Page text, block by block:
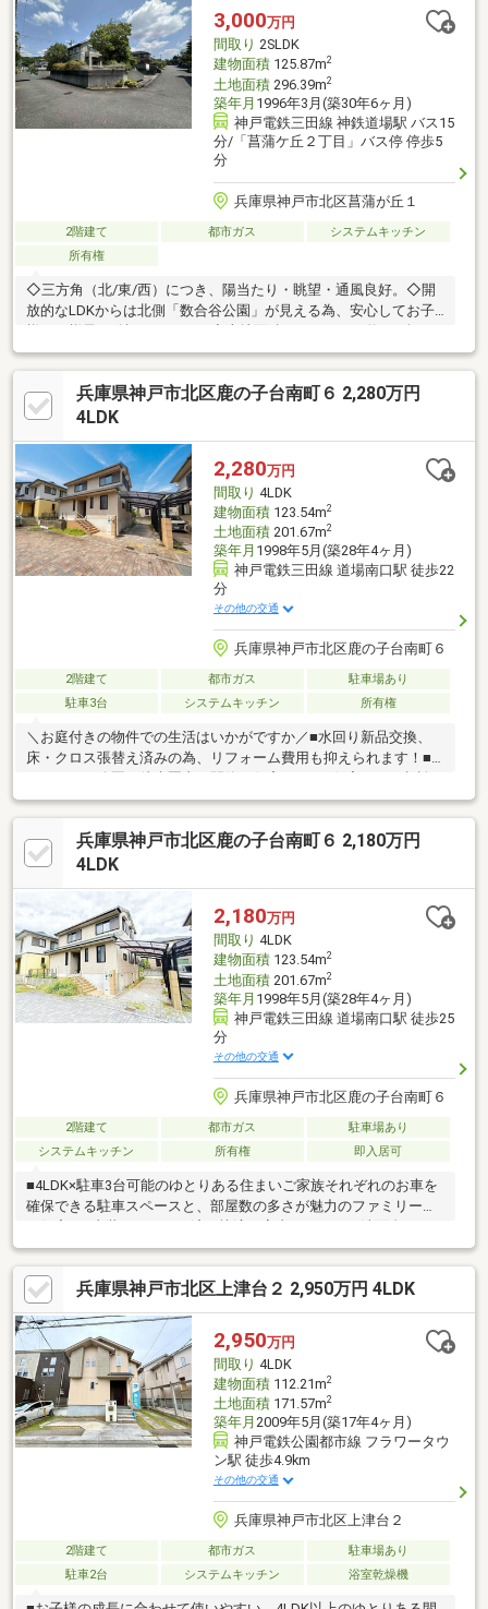
3,000万円
間取り 2SLDK
建物面積125.87m2
土地面積296.39m2
築年月 1996年3月(築30年6ヶ月)
神戸電鉄三田線 神鉄道場駅 バス15
分/「菖蒲ケ丘２丁目」バス停 停歩5
分
兵庫県神戸市北区菖蒲が丘１
2階建て 都市ガス
システムキッチン
所有権
◇三方角（北/東/西）につき、陽当たり・眺望・通風良好。◇開
放的なLDKからは北側「数合谷公園」が見える為、安心してお子
延床面積：125.87㎡（約38.0坪）◇駐車2台可能です。◇新鉄三田
線「横山」駅行きバス停まで徒歩5分（乗車21分）◇広々約24帖
のLDKではご家族団らんのお時間をお楽しみいただけます。
兵庫県神戸市北区鹿の子台南町６ 2,280万円
4LDK
2,280万円
間取り 4LDK
建物面積123.54m2
土地面積201.67m2
築年月 1998年5月(築28年4ヶ月)
神戸電鉄三田線 道場南口駅 徒歩22
分
その他の交通
兵庫県神戸市北区鹿の子台南町６
2階建て 都市ガス
駐車場あり
駐車3台
システムキッチン 所有権
＼お庭付きの物件での生活はいかがですか／■水回り新品交換、
床・クロス張替え済みの為、リフォーム費用も抑えられます！■
無料！頭金０円フルローン可能！■今お持ちのローンを最大５０
０万円まで住宅ローンと一本化が可能！＼新生活を充実のトータ
ルサポート／オプション工事可能！引越し業者提携先ご紹介可
能！中古戸建・中古マンションは『住まい選びのプロフェッショ
ーモに掲載していない物件も弊社へご相談下さい！見学、資料請
求などお気軽にお問い合わせください！
兵庫県神戸市北区鹿の子台南町６ 2,180万円
4LDK
2,180万円
間取り 4LDK
建物面積123.54m2
土地面積201.67m2
築年月 1998年5月(築28年4ヶ月)
神戸電鉄三田線 道場南口駅 徒歩25
分
その他の交通
兵庫県神戸市北区鹿の子台南町６
2階建て 都市ガス
駐車場あり
システムキッチン
所有権 即入居可
■4LDK×駐車3台可能のゆとりある住まいご家族それぞれのお車を
確保できる駐車スペースと、部屋数の多さが魅力のファミリー向
イレ・洗濯パンを新調。クロス全張替や床材張替、畳・襖・障子
も一新。■使い勝手に配慮された水回り洗面台・トイレをそれぞ
れ2か所に設けており、朝の身支度や来客時でも混雑を避け、スム
ーズにご利用いただけます。■豊富な収納力全居室収納に加え、
階段下収納など各所に収納スペースを確保。日用品や季節物も整
理しやすく、室内をすっきりと保てます。■スーパーまで徒歩5分
圏内毎日のお買い物に便利な立地です。
兵庫県神戸市北区上津台２ 2,950万円 4LDK
2,950万円
間取り 4LDK
建物面積112.21m2
土地面積171.57m2
築年月 2009年5月(築17年4ヶ月)
神戸電鉄公園都市線 フラワータウ
ン駅 徒歩4.9km
その他の交通
兵庫県神戸市北区上津台２
2階建て 都市ガス
駐車場あり
駐車2台
システムキッチン 浴室乾燥機